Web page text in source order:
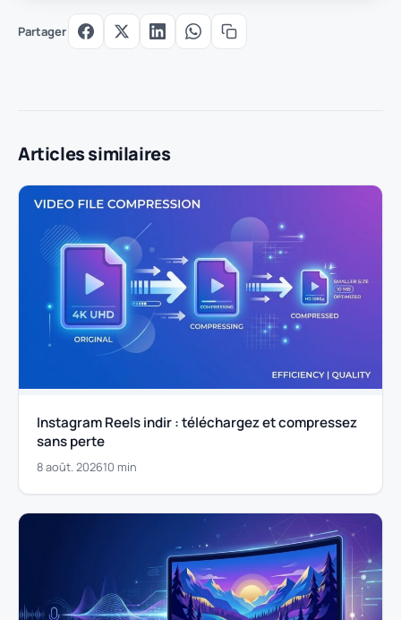
Partager
Articles similaires
Instagram Reels indir : téléchargez et compressez
sans perte
8 août. 202610 min